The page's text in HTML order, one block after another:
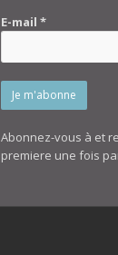
E-mail*
Abonnez-vous à et
premiere une fois